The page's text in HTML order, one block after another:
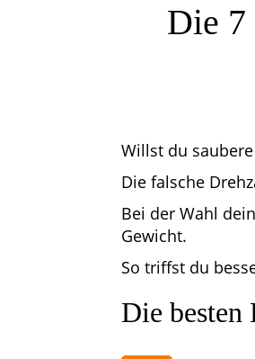
Die 7
Willst du
Die falsche
Bei der Wahl
Gewicht.
So triffst du
Die